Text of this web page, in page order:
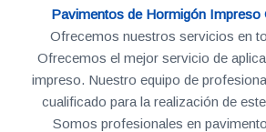
Pavimentos de Hormigón Impreso
Ofrecemos nuestros servicios en
Ofrecemos el mejor servicio de
impreso. Nuestro equipo de
cualificado para la realización de
Somos profesionales en